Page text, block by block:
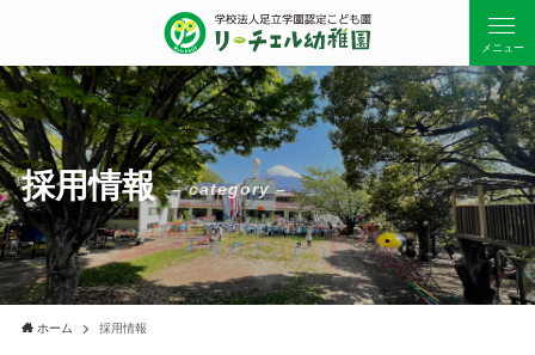
メニュー
採用情報 – category –
ホーム 採用情報